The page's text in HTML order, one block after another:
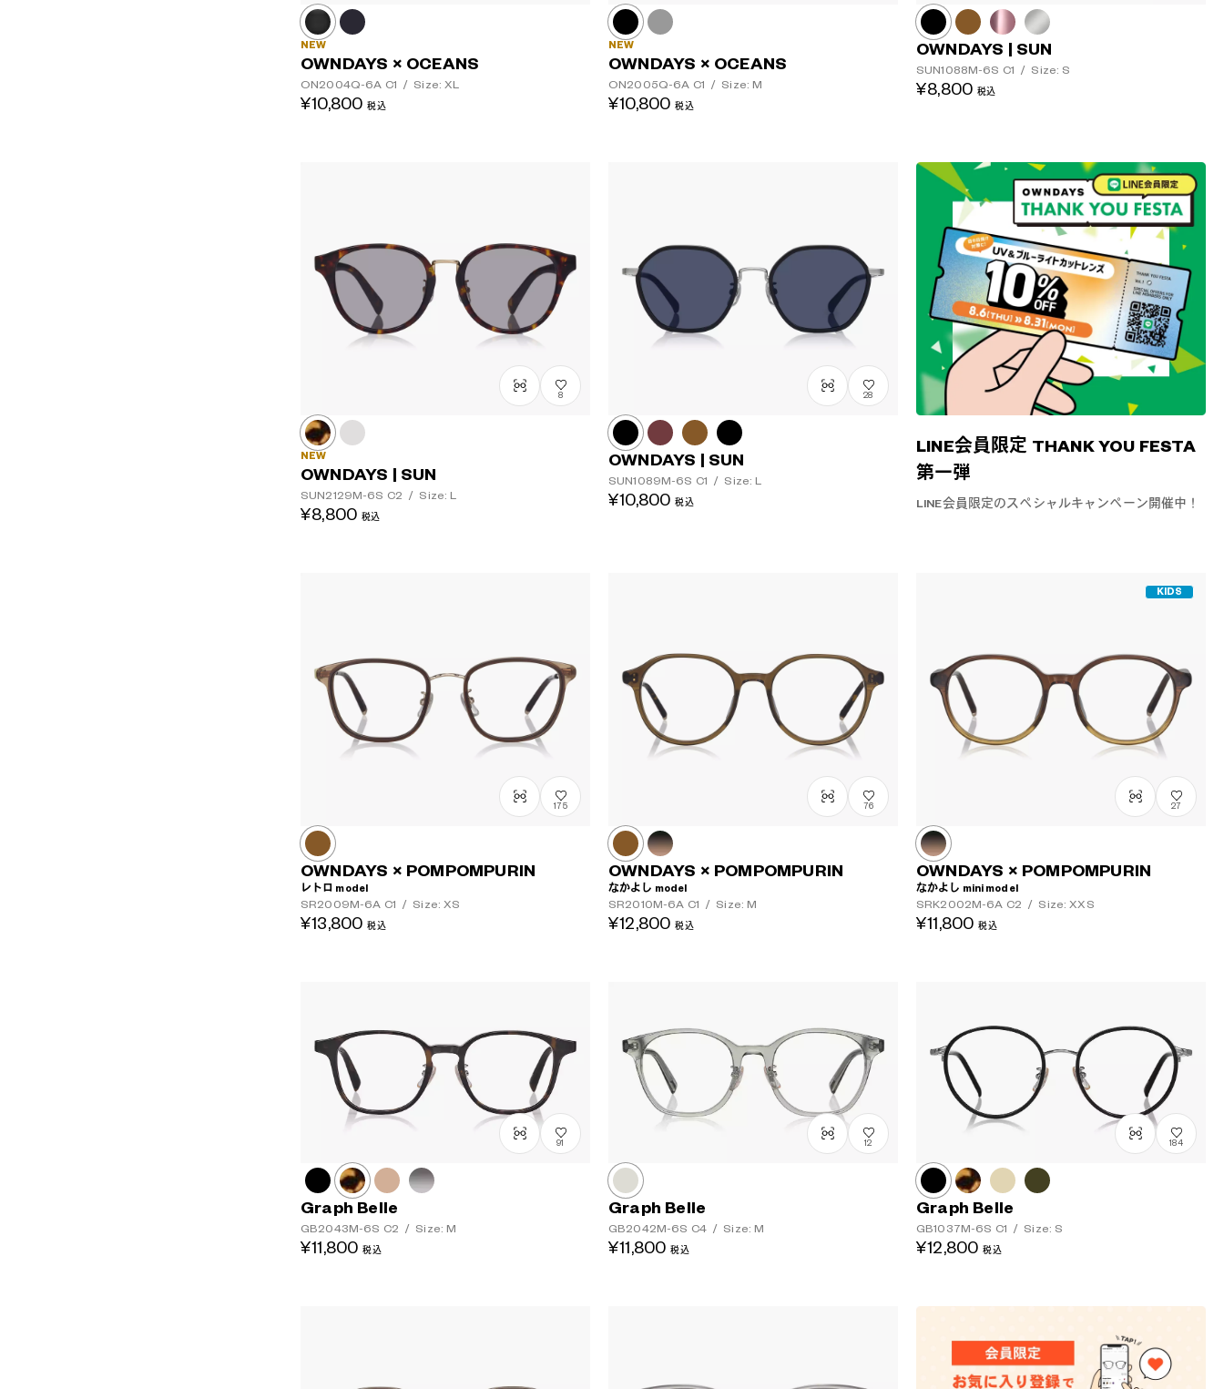
LINE会員限定 THANK YOU FESTA
第一弾
LINE会員限定のスペシャルキャンペーン開催中！
NEW
OWNDAYS × OCEANS
ON2004Q-6A C1 / Size: XL
¥10,800 税込
NEW
OWNDAYS × OCEANS
ON2005Q-6A C1 / Size: M
¥10,800 税込
OWNDAYS | SUN
SUN1088M-6S C1 / Size: S
¥8,800 税込
8
NEW
OWNDAYS | SUN
SUN2129M-6S C2 / Size: L
¥8,800 税込
28
OWNDAYS | SUN
SUN1089M-6S C1 / Size: L
¥10,800 税込
175
OWNDAYS × POMPOMPURIN
レトロ model
SR2009M-6A C1 / Size: XS
¥13,800 税込
76
OWNDAYS × POMPOMPURIN
なかよし model
SR2010M-6A C1 / Size: M
¥12,800 税込
KIDS
27
OWNDAYS × POMPOMPURIN
なかよし mini model
SRK2002M-6A C2 / Size: XXS
¥11,800 税込
91
Graph Belle
GB2043M-6S C2 / Size: M
¥11,800 税込
12
Graph Belle
GB2042M-6S C4 / Size: M
¥11,800 税込
184
Graph Belle
GB1037M-6S C1 / Size: S
¥12,800 税込